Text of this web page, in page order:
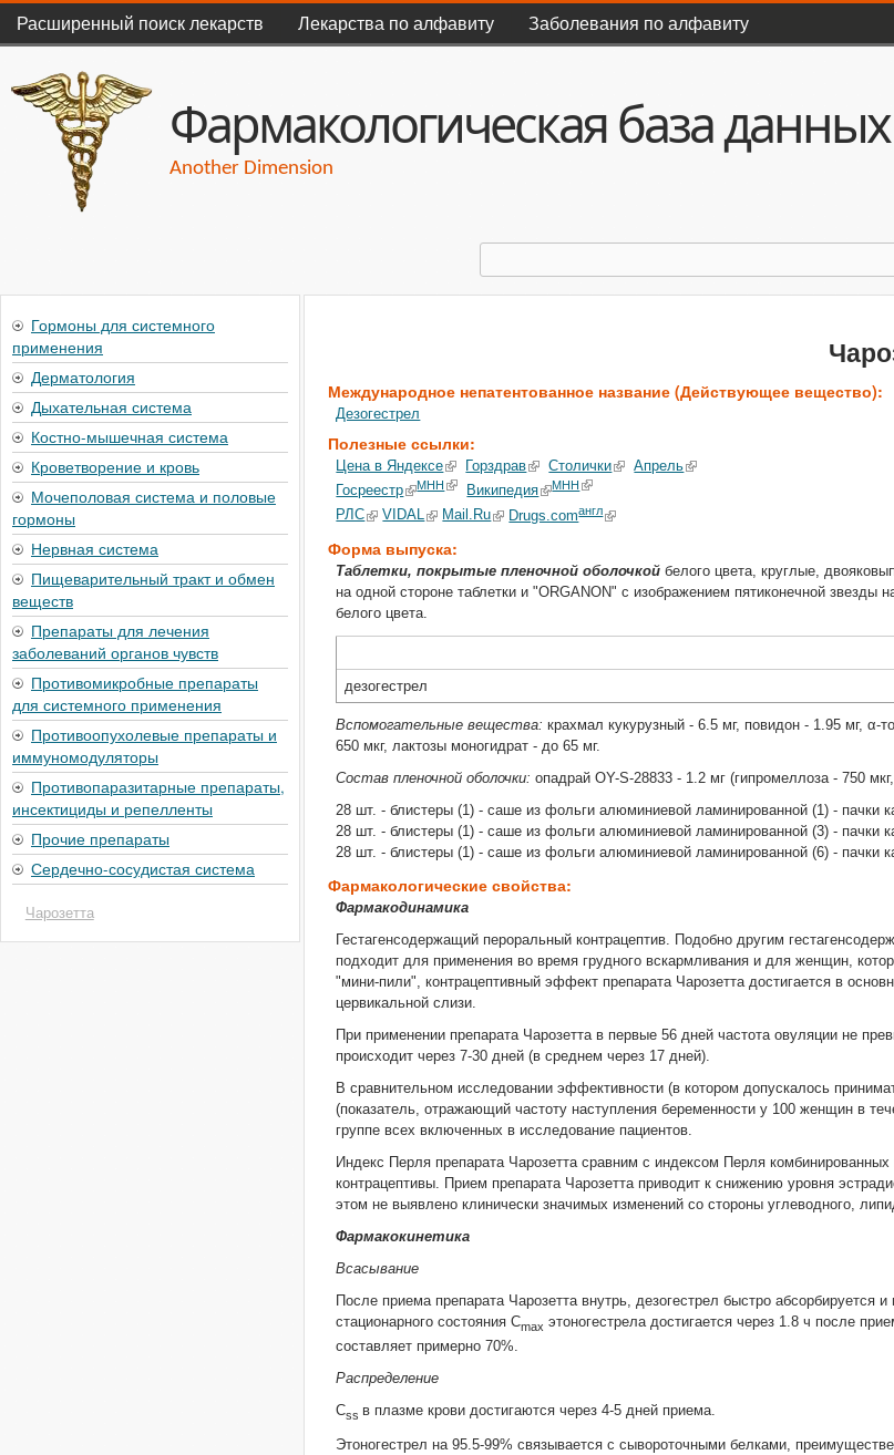
Перейти к основному
содержанию
Главное меню
Расширенный поиск лекарств Лекарства по алфавиту Заболевания по алфавиту
Фармакологическая база данных
Another Dimension
Международное непатентованное название (Действующее вещество):
Дезогестрел
Полезные ссылки:
Цена в Яндексе Горздрав Столички
Апрель
Госреестр
МНН Википедия МНН
РЛС VIDAL Mail.Ru Drugs.comангл
Форма выпуска:
Таблетки, покрытые пленочной оболочкой белого цвета, круглые,
на одной стороне таблетки и "ORGANON" с изображением пятиконечной звезды
белого цвета.
дезогестрел
Вспомогательные вещества:крахмал кукурузный - 6.5 мг, повидон - 1.95 мг, α-
650 мкг, лактозы моногидрат - до 65 мг.
Состав пленочной оболочки: опадрай OY-S-28833 - 1.2 мг (гипромеллоза - 750
28 шт. - блистеры (1) - саше из фольги алюминиевой ламинированной (1) - пачки
28 шт. - блистеры (1) - саше из фольги алюминиевой ламинированной (3) - пачки
28 шт. - блистеры (1) - саше из фольги алюминиевой ламинированной (6) - пачки
Фармакологические свойства:
Фармакодинамика
Гестагенсодержащий пероральный контрацептив. Подобно другим
подходит для применения во время грудного вскармливания и для женщин,
"мини-пили", контрацептивный эффект препарата Чарозетта достигается в
цервикальной слизи.
При применении препарата Чарозетта в первые 56 дней частота овуляции не
происходит через 7-30 дней (в среднем через 17 дней).
В сравнительном исследовании эффективности (в котором допускалось
(показатель, отражающий частоту наступления беременности у 100 женщин в
группе всех включенных в исследование пациентов.
Индекс Перля препарата Чарозетта сравним с индексом Перля
контрацептивы. Прием препарата Чарозетта приводит к снижению уровня
этом не выявлено клинически значимых изменений со стороны углеводного,
Фармакокинетика
Всасывание
После приема препарата Чарозетта внутрь, дезогестрел быстро
стационарного состояния Cmax этоногестрела достигается через 1.8 ч после
составляет примерно 70%.
Распределение
Css в плазме крови достигаются через 4-5 дней приема.
Этоногестрел на 95.5-99% связывается с сывороточными белками,
Гормоны для системного
применения
Дерматология
Дыхательная система
Костно-мышечная система
Кроветворение и кровь
Мочеполовая система и половые
гормоны
Нервная система
Пищеварительный тракт и обмен
веществ
Препараты для лечения
заболеваний органов чувств
Противомикробные препараты
для системного применения
Противоопухолевые препараты и
иммуномодуляторы
Противопаразитарные препараты,
инсектициды и репелленты
Прочие препараты
Сердечно-сосудистая система
Чарозетта